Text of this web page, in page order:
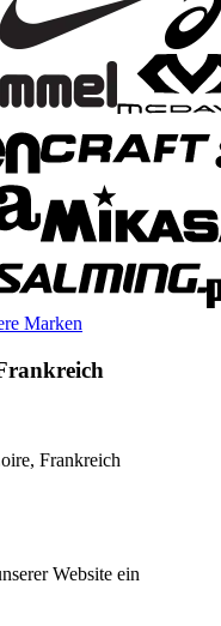
Marken
Frankreich
Website ein